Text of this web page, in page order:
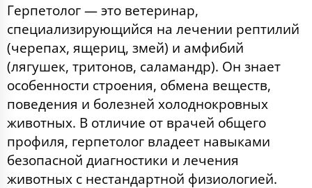
Герпетолог — это ветеринар,
специализирующийся на лечении рептилий
(черепах, ящериц, змей) и амфибий
(лягушек, тритонов, саламандр). Он знает
особенности строения, обмена веществ,
поведения и болезней холоднокровных
животных. В отличие от врачей общего
профиля, герпетолог владеет навыками
безопасной диагностики и лечения
животных с нестандартной физиологией.